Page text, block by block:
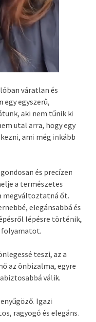
váratlan és
egy egyszerű,
aki nem tűnik ki
utal arra, hogy egy
ami még inkább
és precízen
a természetes
megváltoztatná őt.
elegánsabbá és
lépésre történik,
folyamatot.
teszi, az a
az önbizalma, egyre
válik.
Igazi
ragyogó és elegáns.